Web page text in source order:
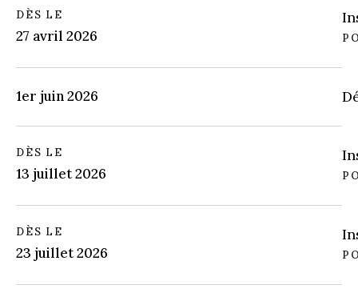
DÈS LE
27 avril 2026
1er juin 2026
DÈS LE
13 juillet 2026
DÈS LE
23 juillet 2026